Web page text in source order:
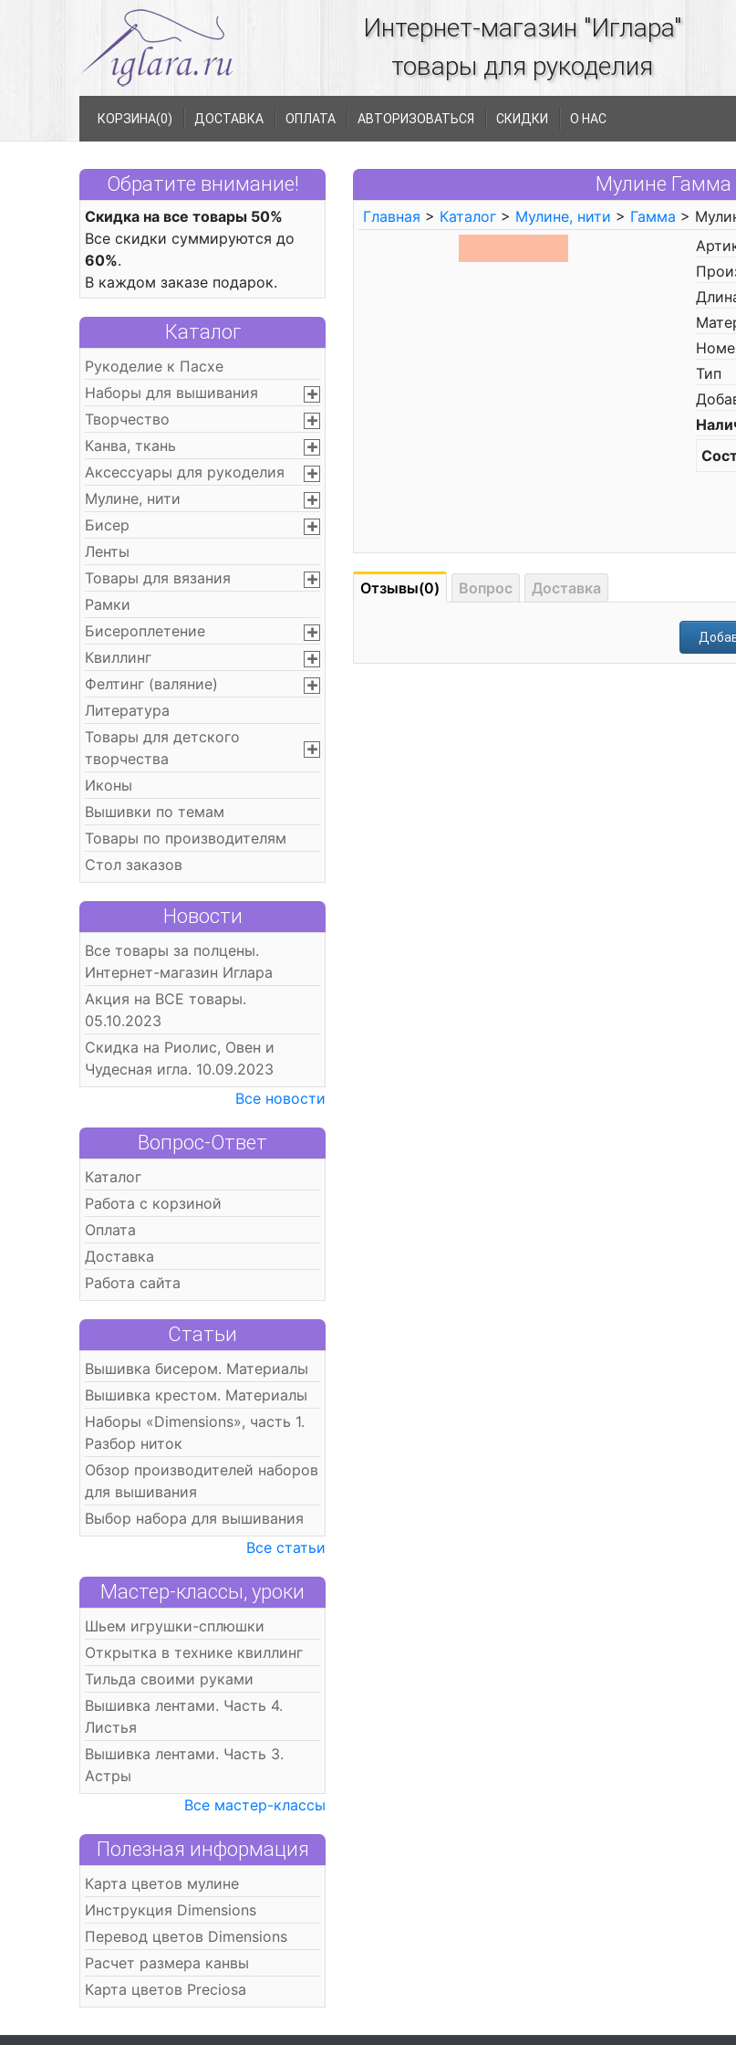
Интернет-магазин "Иглара"
товары для рукоделия
КОРЗИНА(0) ДОСТАВКА ОПЛАТА АВТОРИЗОВАТЬСЯ СКИДКИ О НАС
Обратите внимание!
Скидка на все товары 50%
Все скидки суммируются до
60%.
В каждом заказе подарок.
Каталог
Рукоделие к Пасхе
Наборы для вышивания
Творчество
Канва, ткань
Аксессуары для рукоделия
Мулине, нити
Бисер
Ленты
Товары для вязания
Рамки
Бисероплетение
Квиллинг
Фелтинг (валяние)
Литература
Товары для детского
творчества
Иконы
Вышивки по темам
Товары по производителям
Стол заказов
Новости
Все товары за полцены.
Интернет-магазин Иглара
Акция на ВСЕ товары.
05.10.2023
Скидка на Риолис, Овен и
Чудесная игла. 10.09.2023
Все новости
Вопрос-Ответ
Каталог
Работа с корзиной
Оплата
Доставка
Работа сайта
Статьи
Вышивка бисером. Материалы
Вышивка крестом. Материалы
Наборы «Dimensions», часть 1.
Разбор ниток
Обзор производителей наборов
для вышивания
Выбор набора для вышивания
Все статьи
Мастер-классы, уроки
Шьем игрушки-сплюшки
Открытка в технике квиллинг
Тильда своими руками
Вышивка лентами. Часть 4.
Листья
Вышивка лентами. Часть 3.
Астры
Все мастер-классы
Полезная информация
Карта цветов мулине
Инструкция Dimensions
Перевод цветов Dimensions
Расчет размера канвы
Карта цветов Preciosa
Мулине Гамма
Главная > Каталог > Мулине, нити > Гамма >
Тип
Отзывы(0) Вопрос Доставка